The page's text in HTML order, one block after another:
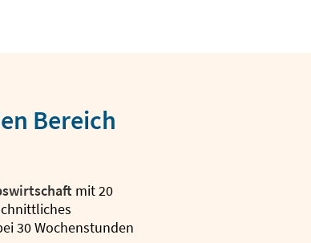
Bereich
mit 20
30 Wochenstunden